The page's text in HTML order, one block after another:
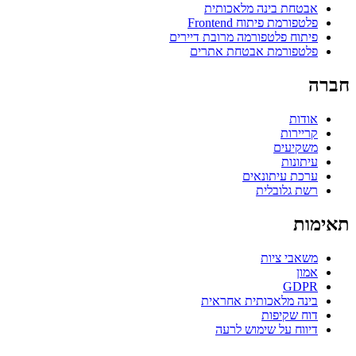
אבטחת בינה מלאכותית
פלטפורמת פיתוח Frontend
פיתוח פלטפורמה מרובת דיירים
פלטפורמת אבטחת אתרים
חברה
אודות
קריירות
משקיעים
עיתונות
ערכת עיתונאים
רשת גלובלית
תאימות
משאבי ציות
אמון
GDPR
בינה מלאכותית אחראית
דוח שקיפות
דיווח על שימוש לרעה